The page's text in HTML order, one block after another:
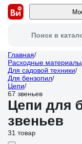
Поиск в
Главная/
Расходные материалы
Для садовой техники/
Для бензопил/
Цепи/
67 звеньев
Цепи для
звеньев
31 товар